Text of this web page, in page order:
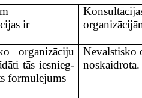
ir
organizāciju
tās iesnieg­
formulējums
Nevalstisko
noskaidrota.